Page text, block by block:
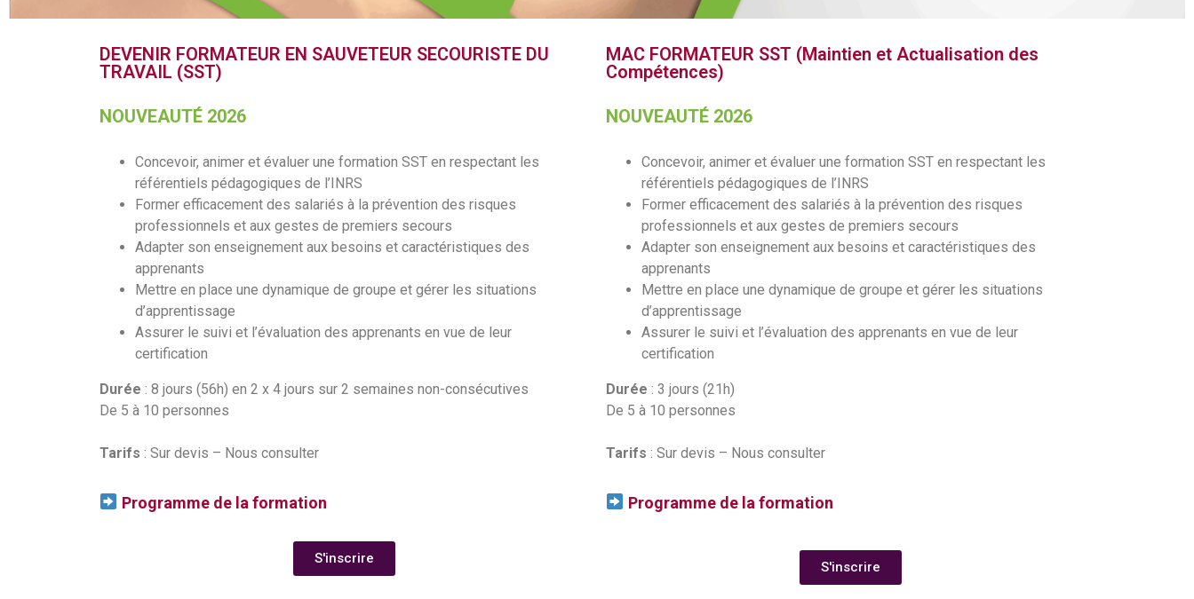
DEVENIR FORMATEUR EN SAUVETEUR SECOURISTE DU
TRAVAIL (SST)
NOUVEAUTÉ 2026
Concevoir, animer et évaluer une formation SST en respectant les
référentiels pédagogiques de l’INRS
Former efficacement des salariés à la prévention des risques
professionnels et aux gestes de premiers secours
Adapter son enseignement aux besoins et caractéristiques des
apprenants
Mettre en place une dynamique de groupe et gérer les situations
d’apprentissage
Assurer le suivi et l’évaluation des apprenants en vue de leur
certification
Durée : 8 jours (56h) en 2 x 4 jours sur 2 semaines non-consécutives
De 5 à 10 personnes
Tarifs : Sur devis – Nous consulter
Programme de la formation
S'inscrire
MAC FORMATEUR SST (Maintien et Actualisation des
Compétences)
NOUVEAUTÉ 2026
Concevoir, animer et évaluer une formation SST en respectant les
référentiels pédagogiques de l’INRS
Former efficacement des salariés à la prévention des risques
professionnels et aux gestes de premiers secours
Adapter son enseignement aux besoins et caractéristiques des
apprenants
Mettre en place une dynamique de groupe et gérer les situations
d’apprentissage
Assurer le suivi et l’évaluation des apprenants en vue de leur
certification
Durée : 3 jours (21h)
De 5 à 10 personnes
Tarifs : Sur devis – Nous consulter
Programme de la formation
S'inscrire